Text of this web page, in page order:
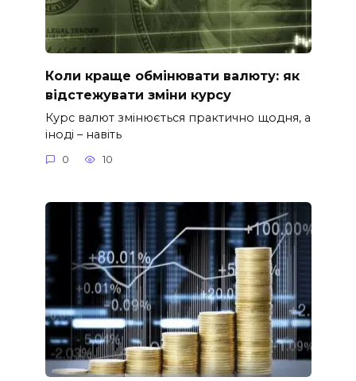
Коли краще обмінювати валюту: як
відстежувати зміни курсу
Курс валют змінюється практично щодня, а
іноді – навіть
0 10